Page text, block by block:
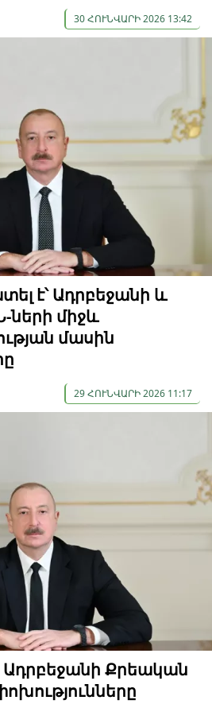
30 ՀՈՒՆՎԱՐԻ 2026 13:42
է՝ Ադրբեջանի և
միջև
մասին
29 ՀՈՒՆՎԱՐԻ 2026 11:17
Քրեական